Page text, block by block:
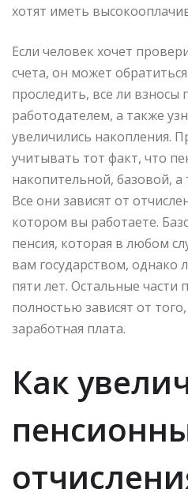
хотят иметь
Если человек хочет
счета, он может
проследить, все ли взносы
работодателем, а также
увеличились накопления.
учитывать тот факт, что
накопительной, базовой, а
Все они зависят от
котором вы работаете.
пенсия, которая в любом
вам государством, однако
пяти лет. Остальные части
полностью зависят от
заработная плата.
Как